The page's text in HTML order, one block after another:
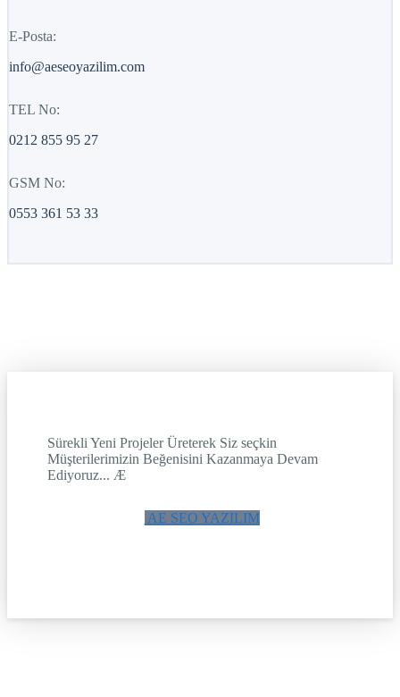
E-Posta:
info@aeseoyazilim.com
TEL No:
0212 855 95 27
GSM No:
0553 361 53 33
Sürekli Yeni Projeler Üreterek Siz seçkin
Müşterilerimizin Beğenisini Kazanmaya Devam
Ediyoruz... Æ
AE SEO YAZILIM